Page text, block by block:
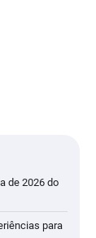
de 2026 do
para